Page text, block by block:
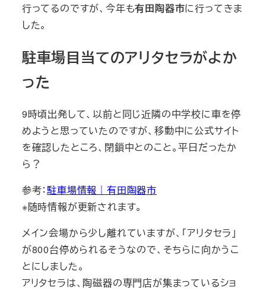
行ってるのですが、今年も有田陶器市に行ってきま
した。
駐車場目当てのアリタセラがよか
った
9時頃出発して、以前と同じ近隣の中学校に車を停
めようと思っていたのですが、移動中に公式サイト
を確認したところ、閉鎖中とのこと。平日だったか
ら？
参考：駐車場情報｜有田陶器市
※随時情報が更新されます。
メイン会場から少し離れていますが、「アリタセラ」
が800台停められるそうなので、そちらに向かうこ
とにしました。
アリタセラは、陶磁器の専門店が集まっているショ